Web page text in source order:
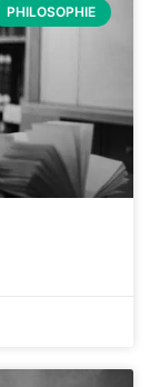
PHILOSOPHIE